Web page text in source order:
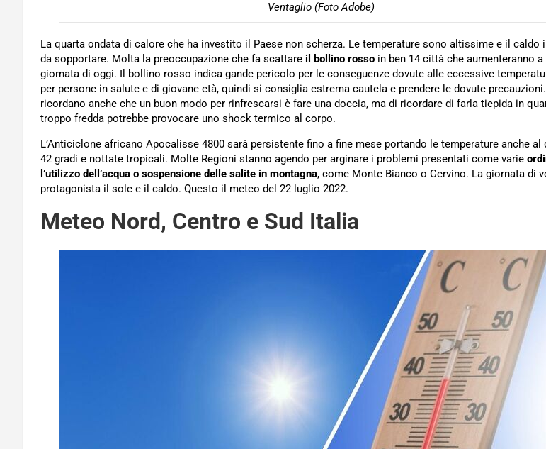
Ventaglio (Foto Adobe)
La quarta ondata di calore che ha investito il Paese non scherza. Le temperature sono altissime e il caldo
da sopportare. Molta la preoccupazione che fa scattare il bollino rosso in ben 14 città che aumenteranno a
giornata di oggi. Il bollino rosso indica gande pericolo per le conseguenze dovute alle eccessive
per persone in salute e di giovane età, quindi si consiglia estrema cautela e prendere le dovute
ricordano anche che un buon modo per rinfrescarsi è fare una doccia, ma di ricordare di farla tiepida in
troppo fredda potrebbe provocare uno shock termico al corpo.
L’Anticiclone africano Apocalisse 4800 sarà persistente fino a fine mese portando le temperature anche al
42 gradi e nottate tropicali. Molte Regioni stanno agendo per arginare i problemi presentati come varie
l’utilizzo dell’acqua o sospensione delle salite in montagna, come Monte Bianco o Cervino. La giornata di
protagonista il sole e il caldo. Questo il meteo del 22 luglio 2022.
Meteo Nord, Centro e Sud Italia